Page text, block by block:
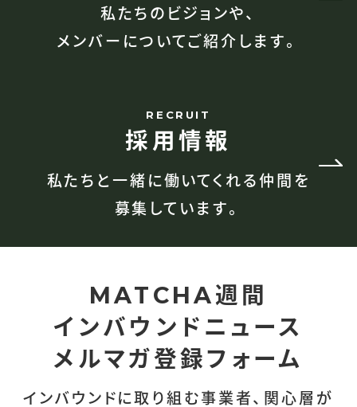
私たちのビジョンや、
メンバーについてご紹介します。
RECRUIT
採用情報
私たちと一緒に働いてくれる仲間を
募集しています。
MATCHA週間
インバウンドニュース
メルマガ登録フォーム
インバウンドに取り組む事業者、関心層が